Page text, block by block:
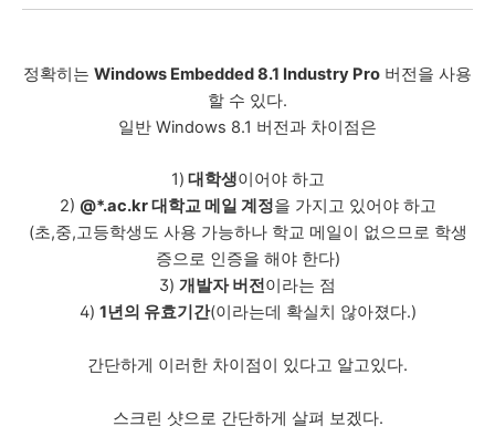
정확히는 Windows Embedded 8.1 Industry Pro 버전을 사용
할 수 있다.
일반 Windows 8.1 버전과 차이점은
1) 대학생이어야 하고
2) @*.ac.kr 대학교 메일 계정을 가지고 있어야 하고
(초,중,고등학생도 사용 가능하나 학교 메일이 없으므로 학생
증으로 인증을 해야 한다)
3) 개발자 버전이라는 점
4) 1년의 유효기간(이라는데 확실치 않아졌다.)
간단하게 이러한 차이점이 있다고 알고있다.
스크린 샷으로 간단하게 살펴 보겠다.